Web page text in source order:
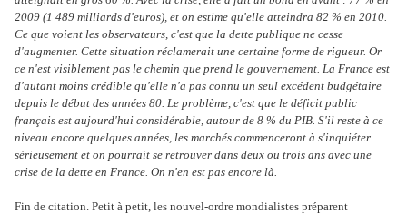
2009 (1 489 milliards d'euros), et on estime qu'elle atteindra 82 % en 2010.
Ce que voient les observateurs, c'est que la dette publique ne cesse
d'augmenter. Cette situation réclamerait une certaine forme de rigueur. Or
ce n'est visiblement pas le chemin que prend le gouvernement. La France est
d'autant moins crédible qu'elle n'a pas connu un seul excédent budgétaire
depuis le début des années 80. Le problème, c'est que le déficit public
français est aujourd'hui considérable, autour de 8 % du PIB. S'il reste à ce
niveau encore quelques années, les marchés commenceront à s'inquiéter
sérieusement et on pourrait se retrouver dans deux ou trois ans avec une
crise de la dette en France. On n'en est pas encore là.
Fin de citation. Petit à petit, les nouvel-ordre mondialistes préparent